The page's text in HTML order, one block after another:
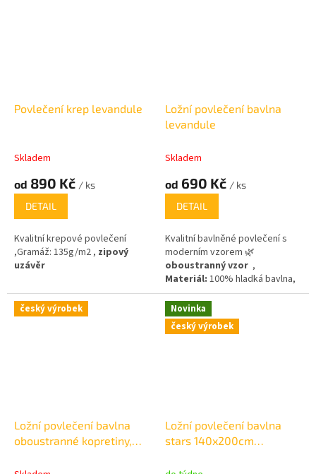
Povlečení krep levandule
Skladem
od 890 Kč / ks
DETAIL
Kvalitní krepové povlečení
,Gramáž: 135g/m2 , zipový
uzávěr
Ložní povlečení bavlna
levandule
Skladem
od 690 Kč / ks
DETAIL
Kvalitní bavlněné povlečení s
moderním vzorem 🌿
oboustranný vzor ,
Materiál: 100% hladká bavlna,
gramáž 125 g/m
český výrobek
Ložní povlečení bavlna
oboustranné kopretiny,
Novinka
český výrobek
Ložní povlečení bavlna
stars 140x200cm